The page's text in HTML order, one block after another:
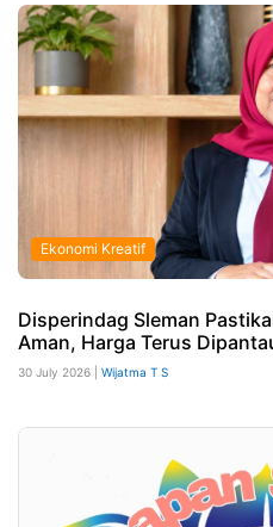
Ekonomi Kreatif
Disperindag Sleman
Aman, Harga Terus
30 July 2026 | Wijatma T S